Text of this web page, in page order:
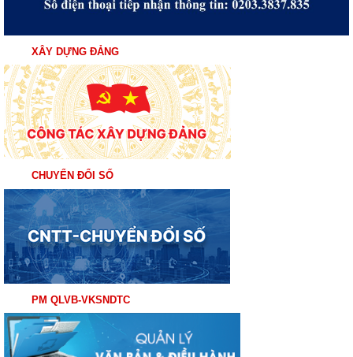
XÂY DỰNG ĐẢNG
CHUYỂN ĐỔI SỐ
PM QLVB-VKSNDTC